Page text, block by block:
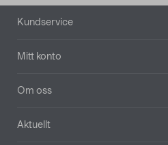
Sidfot
Kundservice
Mitt konto
Om oss
Aktuellt